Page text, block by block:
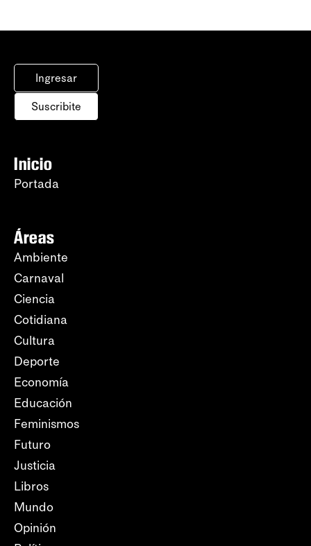
Ingresar
Suscribite
Inicio
Portada
Áreas
Ambiente
Carnaval
Ciencia
Cotidiana
Cultura
Deporte
Economía
Educación
Feminismos
Futuro
Justicia
Libros
Mundo
Opinión